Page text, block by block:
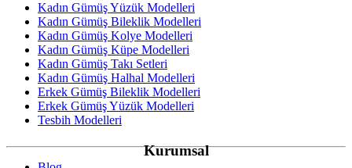
Kadın Gümüş Yüzük Modelleri
Kadın Gümüş Bileklik Modelleri
Kadın Gümüş Kolye Modelleri
Kadın Gümüş Küpe Modelleri
Kadın Gümüş Takı Setleri
Kadın Gümüş Halhal Modelleri
Erkek Gümüş Bileklik Modelleri
Erkek Gümüş Yüzük Modelleri
Tesbih Modelleri
Kurumsal